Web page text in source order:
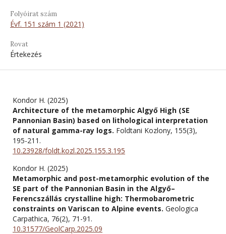
Folyóirat szám
Évf. 151 szám 1 (2021)
Rovat
Értekezés
Kondor H. (2025)
Architecture of the metamorphic Algyő High (SE
Pannonian Basin) based on lithological interpretation
of natural gamma-ray logs. Foldtani Kozlony, 155(3),
195-211.
10.23928/foldt.kozl.2025.155.3.195
Kondor H. (2025)
Metamorphic and post-metamorphic evolution of the
SE part of the Pannonian Basin in the Algyő–
Ferencszállás crystalline high: Thermobarometric
constraints on Variscan to Alpine events. Geologica
Carpathica, 76(2), 71-91.
10.31577/GeolCarp.2025.09